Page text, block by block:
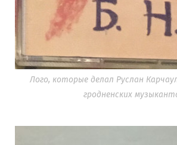
Лого, которые делал Руслан
гродненских